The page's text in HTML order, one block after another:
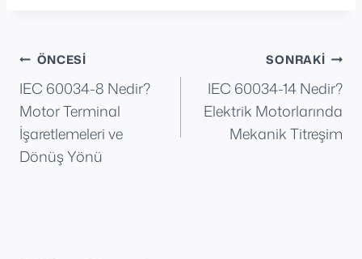
Yazı
gezinmesi
ÖNCESI
IEC 60034-8 Nedir?
Motor Terminal
İşaretlemeleri ve
Dönüş Yönü
SONRAKI
IEC 60034-14 Nedir?
Elektrik Motorlarında
Mekanik Titreşim